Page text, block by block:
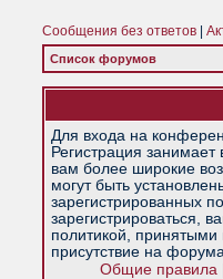
Сообщения без ответов
Список форумов
Для входа на
Регистрация занимает
вам более широкие
могут быть
зарегистрированных
зарегистрироваться,
политикой,
присутствие на
Общие правила|